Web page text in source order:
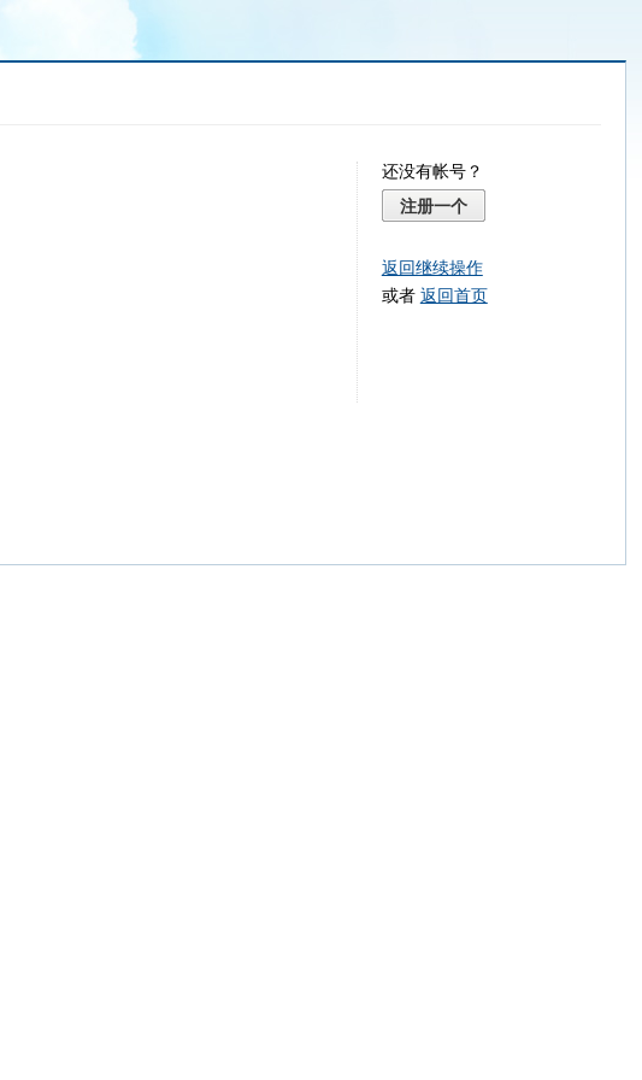
还没有帐号？
注册一个
返回继续操作
或者 返回首页